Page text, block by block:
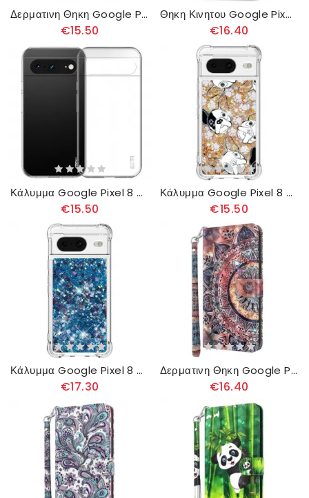
Δερματινη Θηκη Google Pixel 8 Ζωφόρος Κύβων Και Λουριών
€15.50
Θηκη Κινητου Google Pixel 8 Θήκες Κινητών Μπαρόκ Μάνταλα
€16.40
Κάλυμμα Google Pixel 8 Διαφανές Mofi Σιλικόνης
€15.50
Κάλυμμα Google Pixel 8 Θήκες Κινητών Mr Dog Glitter
€15.50
Κάλυμμα Google Pixel 8 Glitter Σιλικόνης
€17.30
Δερματινη Θηκη Google Pixel 8 Πολύχρωμη Μάνταλα Με Λουράκι Σιλικόνης
€16.40